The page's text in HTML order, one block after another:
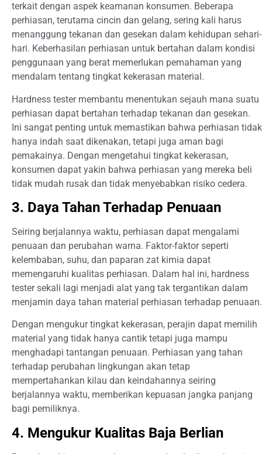
terkait dengan aspek keamanan konsumen. Beberapa
perhiasan, terutama cincin dan gelang, sering kali harus
menanggung tekanan dan gesekan dalam kehidupan sehari-
hari. Keberhasilan perhiasan untuk bertahan dalam kondisi
penggunaan yang berat memerlukan pemahaman yang
mendalam tentang tingkat kekerasan material.
Hardness tester membantu menentukan sejauh mana suatu
perhiasan dapat bertahan terhadap tekanan dan gesekan.
Ini sangat penting untuk memastikan bahwa perhiasan tidak
hanya indah saat dikenakan, tetapi juga aman bagi
pemakainya. Dengan mengetahui tingkat kekerasan,
konsumen dapat yakin bahwa perhiasan yang mereka beli
tidak mudah rusak dan tidak menyebabkan risiko cedera.
3. Daya Tahan Terhadap Penuaan
Seiring berjalannya waktu, perhiasan dapat mengalami
penuaan dan perubahan warna. Faktor-faktor seperti
kelembaban, suhu, dan paparan zat kimia dapat
memengaruhi kualitas perhiasan. Dalam hal ini, hardness
tester sekali lagi menjadi alat yang tak tergantikan dalam
menjamin daya tahan material perhiasan terhadap penuaan.
Dengan mengukur tingkat kekerasan, perajin dapat memilih
material yang tidak hanya cantik tetapi juga mampu
menghadapi tantangan penuaan. Perhiasan yang tahan
terhadap perubahan lingkungan akan tetap
mempertahankan kilau dan keindahannya seiring
berjalannya waktu, memberikan kepuasan jangka panjang
bagi pemiliknya.
4. Mengukur Kualitas Baja Berlian